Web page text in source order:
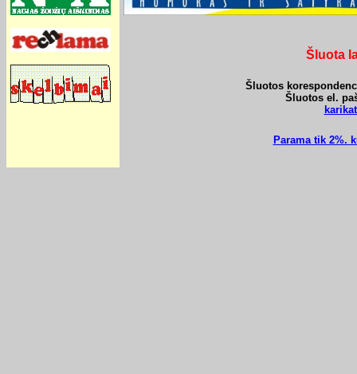
Šluota
Šluotos
Šluotos el.
Parama tik 2%.